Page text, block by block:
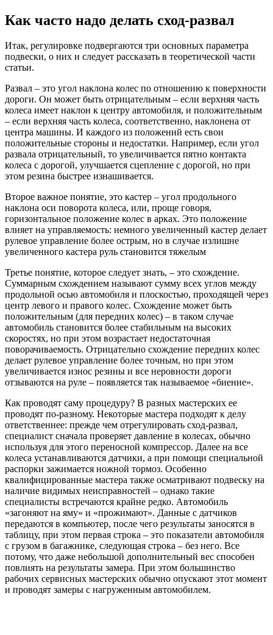
Как часто надо делать сход-развал
Итак, регулировке подвергаются три основных параметра
подвески, о них и следует рассказать в теоретической части
статьи.
Развал – это угол наклона колес по отношению к поверхности
дороги. Он может быть отрицательным – если верхняя часть
колеса имеет наклон к центру автомобиля, и положительным
– если верхняя часть колеса, соответственно, наклонена от
центра машины. И каждого из положений есть свои
положительные стороны и недостатки. Например, если угол
развала отрицательный, то увеличивается пятно контакта
колеса с дорогой, улучшается сцепление с дорогой, но при
этом резина быстрее изнашивается.
Второе важное понятие, это кастер – угол продольного
наклона оси поворота колеса, или, проще говоря,
горизонтальное положение колес в арках. Это положение
влияет на управляемость: немного увеличенный кастер делает
рулевое управление более острым, но в случае излишне
увеличенного кастера руль становится тяжелым
Третье понятие, которое следует знать, – это схождение.
Суммарным схождением называют сумму всех углов между
продольной осью автомобиля и плоскостью, проходящей через
центр левого и правого колес. Схождение может быть
положительным (для передних колес) – в таком случае
автомобиль становится более стабильным на высоких
скоростях, но при этом возрастает недостаточная
поворачиваемость. Отрицательно схождение передних колес
делает рулевое управление более точным, но при этом
увеличивается износ резины и все неровности дороги
отзываются на руле – появляется так называемое «биение».
Как проводят саму процедуру? В разных мастерских ее
проводят по-разному. Некоторые мастера подходят к делу
ответственнее: прежде чем отрегулировать сход-развал,
специалист сначала проверяет давление в колесах, обычно
используя для этого переносной компрессор. Далее на все
колеса устанавливаются датчики, а при помощи специальной
распорки зажимается ножной тормоз. Особенно
квалифицированные мастера также осматривают подвеску на
наличие видимых неисправностей – однако такие
специалисты встречаются крайне редко. Автомобиль
«загоняют на яму» и «прожимают». Данные с датчиков
передаются в компьютер, после чего результаты заносятся в
таблицу, при этом первая строка – это показатели автомобиля
с грузом в багажнике, следующая строка – без него. Все
потому, что даже небольшой дополнительный вес способен
повлиять на результаты замера. При этом большинство
рабочих сервисных мастерских обычно опускают этот момент
и проводят замеры с нагруженным автомобилем.